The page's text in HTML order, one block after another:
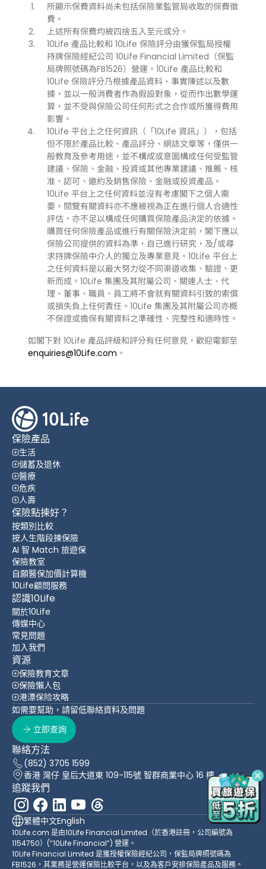
所顯示保費資料尚未包括保險業監管局收取的保費徵
費。
上述所有保費均被四捨五入至元或分。
10Life 產品比較和 10Life 保險評分由獲保監局授權
持牌保險經紀公司 10Life Financial Limited（保監
局牌照號碼為FB1526）營運。10Life 產品比較和
10Life 保險評分乃根據產品資料、事實陳述以及數
據，並以一般消費者作為假設對象，從而作出數學運
算，並不受與保險公司任何形式之合作或所獲得費用
影響。
10Life 平台上之任何資訊（「10Life 資訊」），包括
但不限於產品比較、產品評分、網誌文章等，僅供一
般教育及參考用途，並不構成或意圖構成任何受監管
建議、保險、金融、投資或其他專業建議、推薦、核
准、認可、邀約及銷售保險、金融或投資產品。
10Life 平台上之任何資料並沒有考慮閣下之個人需
要，閱覽有關資料亦不應被視為正在進行個人合適性
評估，亦不足以構成任何購買保險產品決定的依據。
購買任何保險產品或進行有關保險決定前，閣下應以
保險公司提供的資料為準，自己進行研究，及/或尋
求持牌保險中介人的獨立及專業意見。10Life 平台上
之任何資料是以最大努力從不同渠道收集、驗證、更
新而成。10Life 集團及其附屬公司、關連人士、代
理、董事、職員、員工將不會就有關資料引致的索償
或損失負上任何責任。10Life 集團及其附屬公司亦概
不保證或擔保有關資料之準確性、完整性和適時性。
如閣下對 10Life 產品評級和評分有任何意見，歡迎電郵至
enquiries@10Life.com 。
保險產品
生活
儲蓄及退休
醫療
危疾
人壽
保險點揀好？
按類別比較
按人生階段揀保險
AI 智 Match 旅遊保
保險教室
自願醫保加價計算機
10Life顧問服務
認識10Life
關於10Life
傳媒中心
常見問題
加入我們
資源
保險教育文章
保險懶人包
港漂保险攻略
如需要幫助，請留低聯絡資料及問題
立即查詢
聯絡方法
(852) 3705 1599
香港 灣仔 皇后大道東 109-115號 智群商業中心 16 樓
追蹤我們
繁體中文English
10Life.com 是由10Life Financial Limited（於香港註冊，公司編號為
1154750）(“10Life Financial”) 營運。
10Life Financial Limited 是獲授權保險經紀公司，保監局牌照號碼為
FB1526，其業務是營運保險比較平台，以及為客戶安排保險產品及服務。